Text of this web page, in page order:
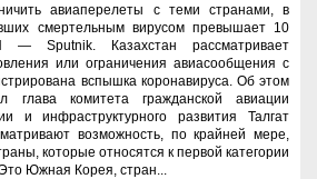
авиаперелеты с теми странами, в
смертельным вирусом превышает 10
— Sputnik. Казахстан рассматривает
или ограничения авиасообщения с
вспышка коронавируса. Об этом
глава комитета гражданской авиации
и инфраструктурного развития Талгат
возможность, по крайней мере,
которые относятся к первой категории
Южная Корея, стран...